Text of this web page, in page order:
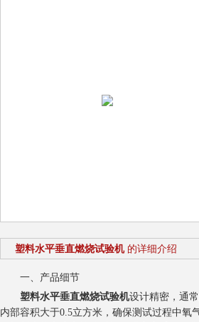
塑料水平垂直燃烧试验机 的详细介绍
一、产品细节
塑料水平垂直燃烧试验机设计精密，通
内部容积大于0.5立方米，确保测试过程中